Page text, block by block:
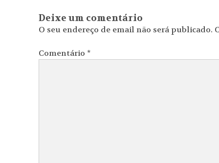
Deixe um comentário
O seu endereço de email não será publicado.
Comentário *